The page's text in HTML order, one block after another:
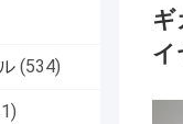
(534)
ギ
イ